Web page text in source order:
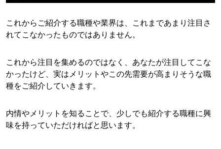
これからご紹介する職種や業界は、これまであまり注目さ
れてこなかったものではありません。
これから注目を集めるのではなく、あなたが注目してこな
かったけど、実はメリットやこの先需要が高まりそうな職
種をご紹介していきます。
内情やメリットを知ることで、少しでも紹介する職種に興
味を持っていただければと思います。